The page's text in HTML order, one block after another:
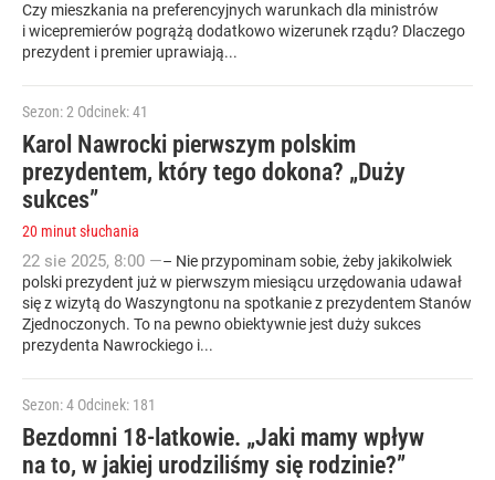
Czy mieszkania na preferencyjnych warunkach dla ministrów
i wicepremierów pogrążą dodatkowo wizerunek rządu? Dlaczego
prezydent i premier uprawiają...
Sezon: 2 Odcinek: 41
Karol Nawrocki pierwszym polskim
prezydentem, który tego dokona? „Duży
sukces”
20 minut słuchania
22 sie 2025, 8:00 —– Nie przypominam sobie, żeby jakikolwiek
polski prezydent już w pierwszym miesiącu urzędowania udawał
się z wizytą do Waszyngtonu na spotkanie z prezydentem Stanów
Zjednoczonych. To na pewno obiektywnie jest duży sukces
prezydenta Nawrockiego i...
Sezon: 4 Odcinek: 181
Bezdomni 18-latkowie. „Jaki mamy wpływ
na to, w jakiej urodziliśmy się rodzinie?”